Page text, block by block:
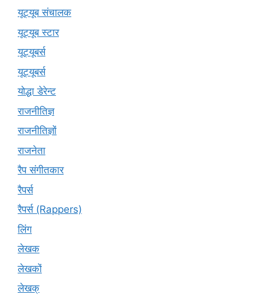
यूट्यूब संचालक
यूट्यूब स्टार
यूट्यूबर्स
यूट्‍यूबर्स
योद्धा डेरेन्ट
राजनीतिज्ञ
राजनीतिज्ञों
राजनेता
रैप संगीतकार
रैपर्स
रैपर्स (Rappers)
लिंग
लेखक
लेखकों
लेखक्